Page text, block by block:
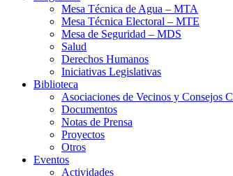
Mesa Técnica de Agua – MTA
Mesa Técnica Electoral – MTE
Mesa de Seguridad – MDS
Salud
Derechos Humanos
Iniciativas Legislativas
Biblioteca
Asociaciones de Vecinos y Consejos
Documentos
Notas de Prensa
Proyectos
Otros
Eventos
Actividades